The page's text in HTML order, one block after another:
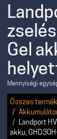
Gel
Mennyiségi
Összes termék
Landport
akku,